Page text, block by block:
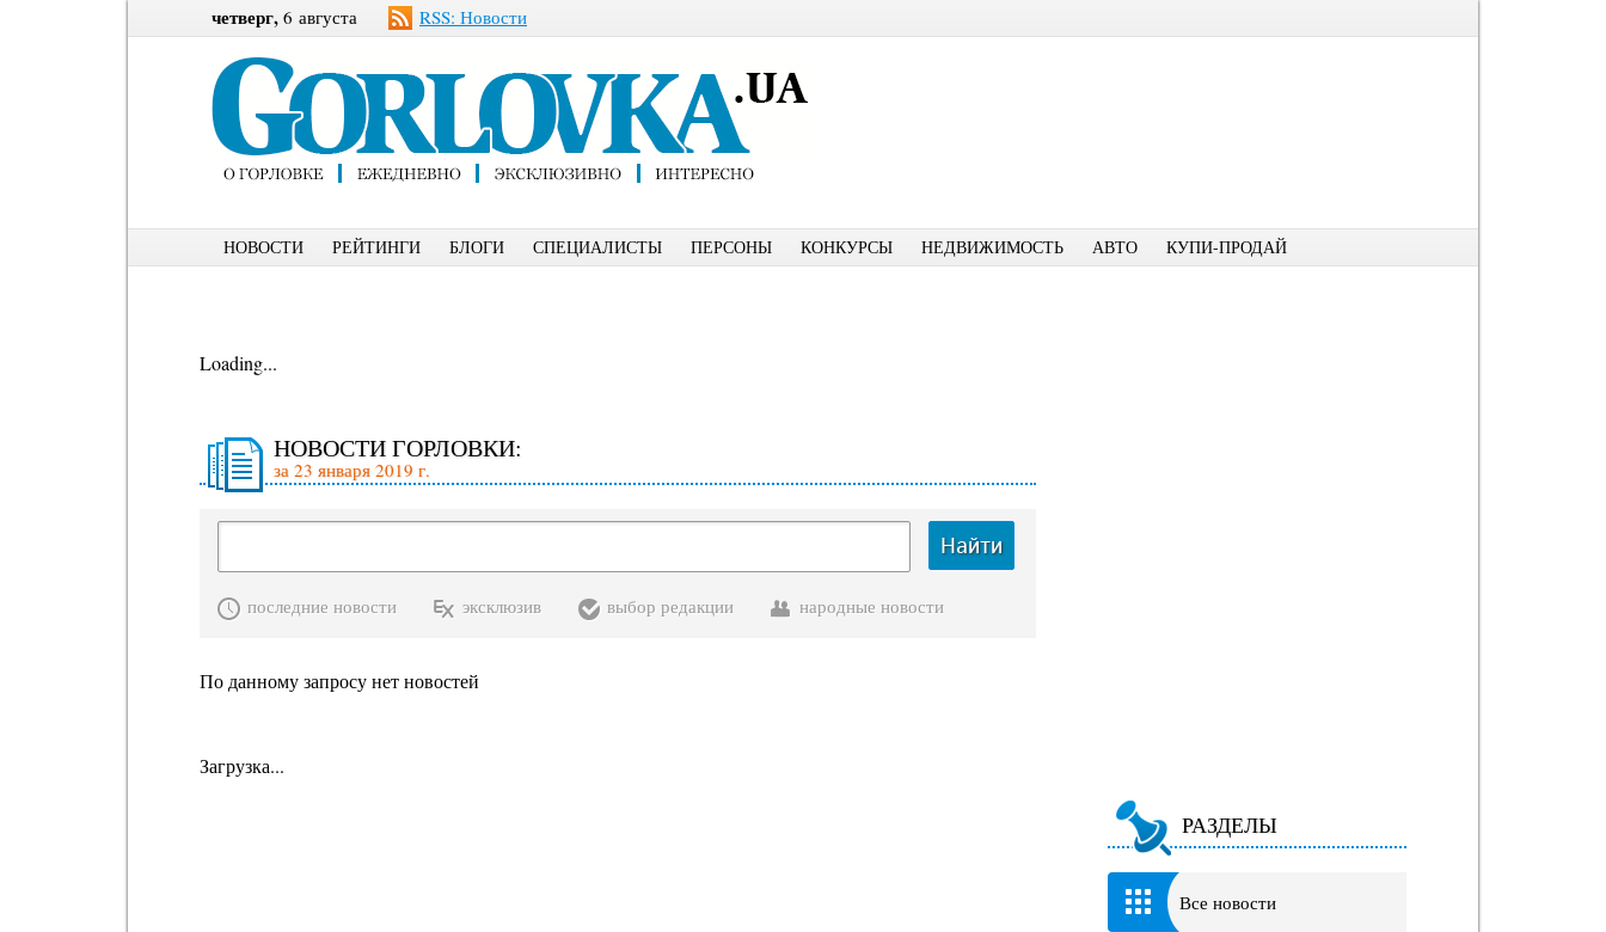
четверг, 6 августа RSS: Новости
НОВОСТИ РЕЙТИНГИ БЛОГИ СПЕЦИАЛИСТЫ ПЕРСОНЫ КОНКУРСЫ НЕДВИЖИМОСТЬ АВТО КУПИ-ПРОДАЙ
Loading...
НОВОСТИ ГОРЛОВКИ:
за 23 января 2019 г.
Найти
последние новости эксклюзив выбор редакции народные новости
По данному запросу нет новостей
Загрузка...
РАЗДЕЛЫ
Все новости